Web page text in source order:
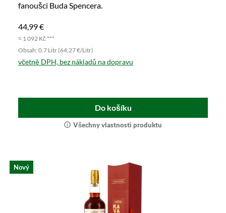
fanoušci Buda Spencera.
44,99 €
≈ 1 092 Kč ***
Obsah: 0.7 Litr (64,27 €/Litr)
včetně DPH, bez nákladů na dopravu
Do košíku
Všechny vlastnosti produktu
Nový